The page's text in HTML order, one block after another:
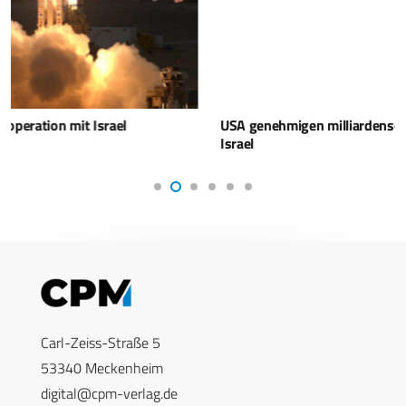
USA genehmigen milliardenschwere Munitionslieferung an
Carl-Zeiss-Straße 5
53340 Meckenheim
digital@cpm-verlag.de